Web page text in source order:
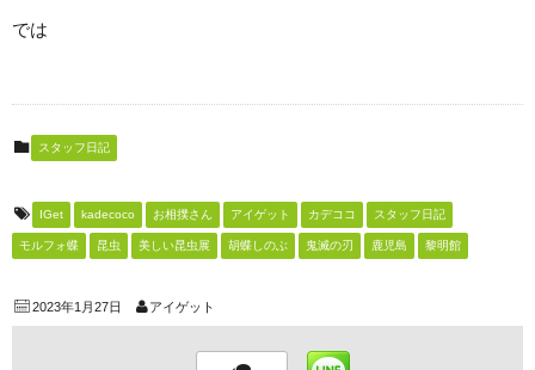
では
スタッフ日記
IGet kadecoco お相撲さん アイゲット カデココ スタッフ日記
モルフォ蝶 昆虫 美しい昆虫展 胡蝶しのぶ 鬼滅の刃 鹿児島 黎明館
2023年1月27日 アイゲット